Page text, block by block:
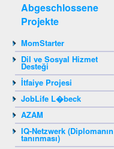
Abgeschlossene
Projekte
MomStarter
Dil ve Sosyal Hizmet
Desteği
İtfaiye Projesi
JobLife L�beck
AZAM
IQ-Netzwerk (Diplomanın
tanınması)